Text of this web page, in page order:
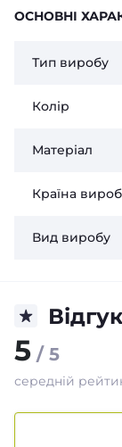
ОСНОВНІ
Тип виробу
Колір
Матеріал
Країна
Вид виробу
5 / 5
середній